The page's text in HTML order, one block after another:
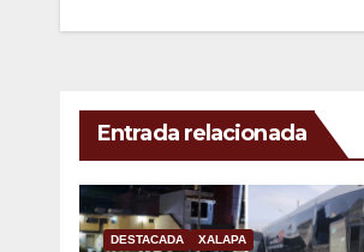
entradas
Entrada relacionada
DESTACADA XALAPA